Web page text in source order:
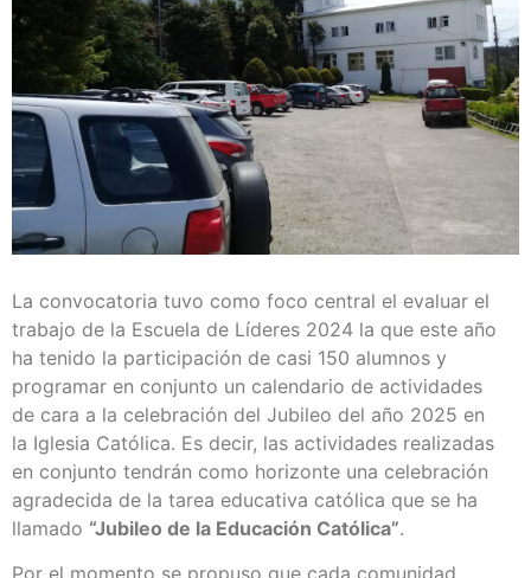
La convocatoria tuvo como foco central el evaluar el
trabajo de la Escuela de Líderes 2024 la que este año
ha tenido la participación de casi 150 alumnos y
programar en conjunto un calendario de actividades
de cara a la celebración del Jubileo del año 2025 en
la Iglesia Católica. Es decir, las actividades realizadas
en conjunto tendrán como horizonte una celebración
agradecida de la tarea educativa católica que se ha
llamado “Jubileo de la Educación Católica”.